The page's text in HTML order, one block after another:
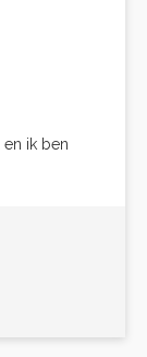
en ik ben